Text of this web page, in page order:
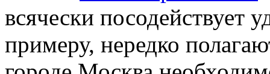
всячески посодействует
примеру, нередко